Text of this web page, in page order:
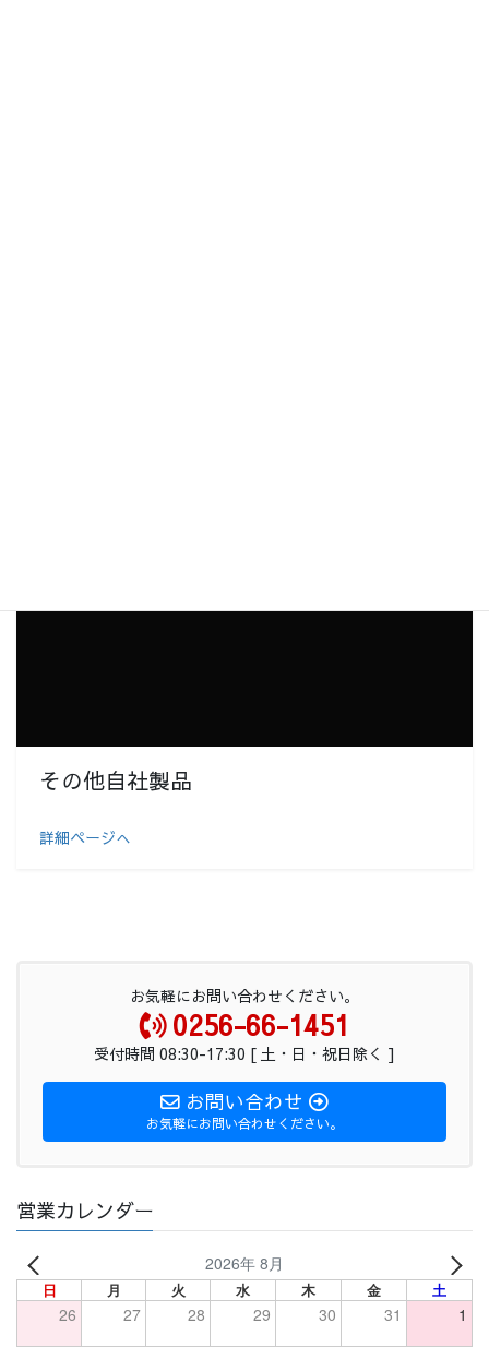
その他自社製品
詳細ページへ
お気軽にお問い合わせください。
0256-66-1451
受付時間 08:30-17:30 [ 土・日・祝日除く ]
お問い合わせ
お気軽にお問い合わせください。
営業カレンダー
2026年 8月
日 月 火 水 木 金 土
26 27 28 29 30 31 1